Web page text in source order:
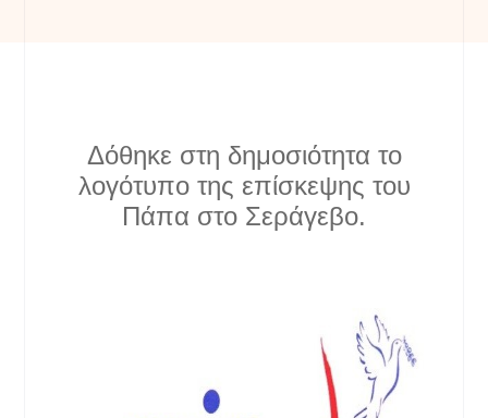
Δόθηκε στη δημοσιότητα το
λογότυπο της επίσκεψης του
Πάπα στο Σεράγεβο.